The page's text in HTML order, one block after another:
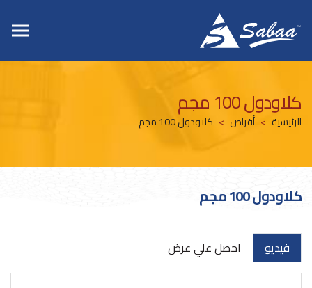
كلاودول 100 مجم
الرئيسية أقراص كلاودول 100 مجم
كلاودول 100 مجم
فيديو احصل علي عرض